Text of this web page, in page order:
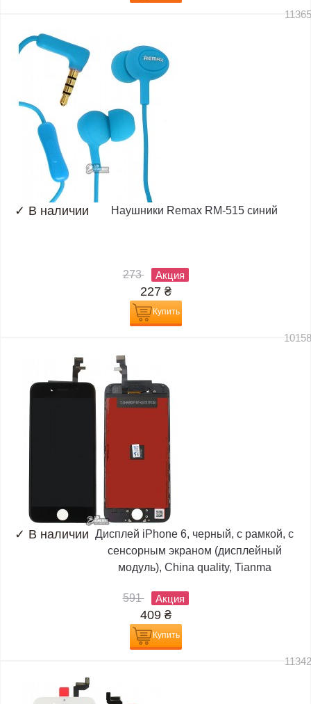
✓ В наличии Наушники Remax RM-515 синий
273 Акция
227 ₴
Купить
✓ В наличии Дисплей iPhone 6, черный, с рамкой, с
сенсорным экраном (дисплейный
модуль), China quality, Tianma
591 Акция
409 ₴
Купить